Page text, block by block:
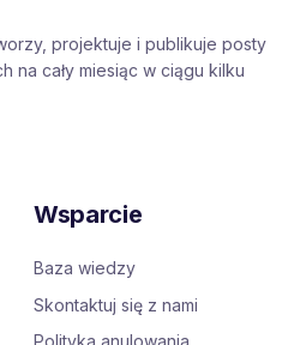
projektuje i publikuje posty
na cały miesiąc w ciągu kilku
Wsparcie
Baza wiedzy
Skontaktuj się z nami